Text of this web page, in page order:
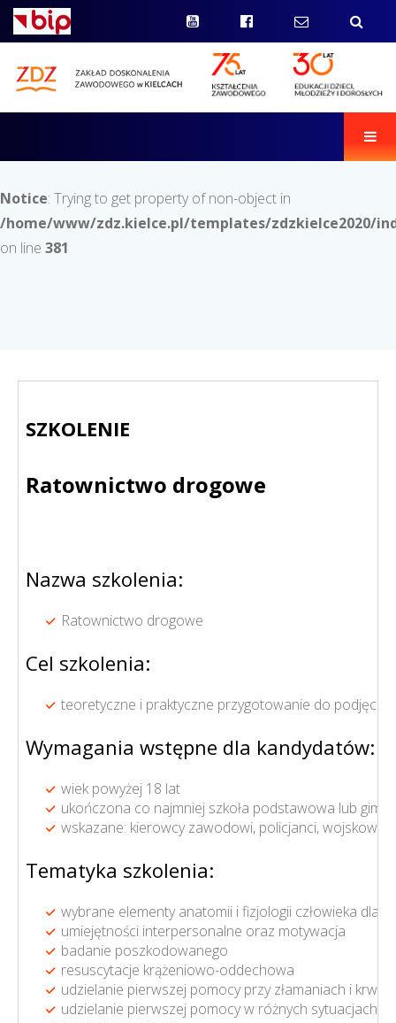
Notice: Trying to get property of non-object in
/home/www/zdz.kielce.pl/templates/zdzkielce2020/
on line 381
SZKOLENIE
Ratownictwo drogowe
Nazwa szkolenia:
Ratownictwo drogowe
Cel szkolenia:
teoretyczne i praktyczne przygotowanie do podjęcia
Wymagania wstępne dla kandydatów:
wiek powyżej 18 lat
ukończona co najmniej szkoła podstawowa lub
wskazane: kierowcy zawodowi, policjanci, wojskowi,
Tematyka szkolenia:
wybrane elementy anatomii i fizjologii człowieka dla
umiejętności interpersonalne oraz motywacja
badanie poszkodowanego
resuscytacje krążeniowo-oddechowa
udzielanie pierwszej pomocy przy złamaniach i
udzielanie pierwszej pomocy w różnych sytuacjach